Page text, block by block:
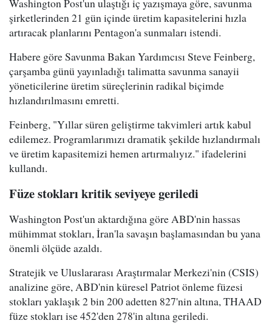
Washington Post'un ulaştığı iç yazışmaya göre, savunma
şirketlerinden 21 gün içinde üretim kapasitelerini hızla
artıracak planlarını Pentagon'a sunmaları istendi.
Habere göre Savunma Bakan Yardımcısı Steve Feinberg,
çarşamba günü yayınladığı talimatta savunma sanayii
yöneticilerine üretim süreçlerinin radikal biçimde
hızlandırılmasını emretti.
Feinberg, "Yıllar süren geliştirme takvimleri artık kabul
edilemez. Programlarımızı dramatik şekilde hızlandırmalı
ve üretim kapasitemizi hemen artırmalıyız." ifadelerini
kullandı.
Füze stokları kritik seviyeye geriledi
Washington Post'un aktardığına göre ABD'nin hassas
mühimmat stokları, İran'la savaşın başlamasından bu yana
önemli ölçüde azaldı.
Stratejik ve Uluslararası Araştırmalar Merkezi'nin (CSIS)
analizine göre, ABD'nin küresel Patriot önleme füzesi
stokları yaklaşık 2 bin 200 adetten 827'nin altına, THAAD
füze stokları ise 452'den 278'in altına geriledi.